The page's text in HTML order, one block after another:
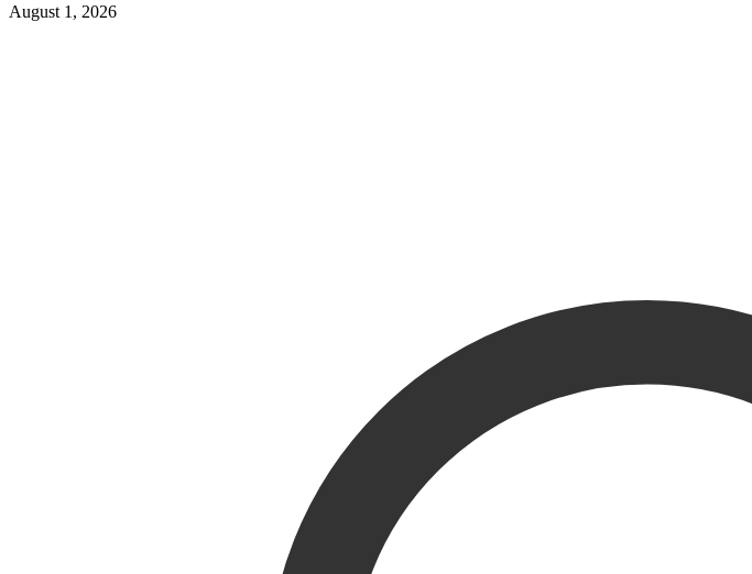
August 1, 2026